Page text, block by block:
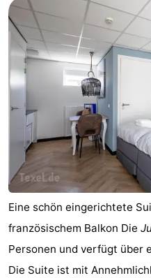
Reiten
-
Surfen
-
Wattwandern
-
Sportangeln
Seehunden
Essen
und
trinken
Veranstaltungen
Praktisch
Forum
Eine schön eingerichtete
französischem Balkon Die
Personen und verfügt über
Die Suite ist mit